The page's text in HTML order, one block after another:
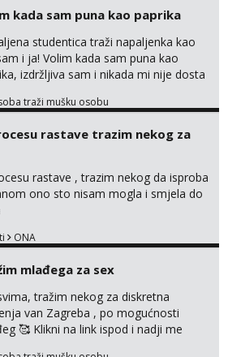
kada sam puna kao paprika
studentica traži napaljenka kao
i ja! Volim kada sam puna kao
izdržljiva sam i nikada mi nije dosta
i bilo gdje zato se javi što prije da
cekam te!
traži mušku osobu
rastave trazim nekog za
rastave , trazim nekog da isproba
ono sto nisam mogla i smjela do
ONA
mlađega za sex
tražim nekog za diskretna
van Zagreba , po mogućnosti
🥰 Klikni na link ispod i nadji me